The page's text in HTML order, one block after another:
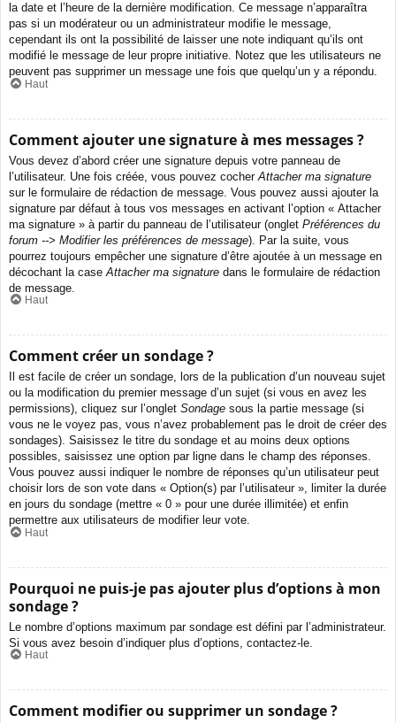
la date et l’heure de la dernière modification. Ce message n’apparaîtra
pas si un modérateur ou un administrateur modifie le message,
cependant ils ont la possibilité de laisser une note indiquant qu’ils ont
modifié le message de leur propre initiative. Notez que les utilisateurs ne
peuvent pas supprimer un message une fois que quelqu’un y a répondu.
Haut
Comment ajouter une signature à mes messages ?
Vous devez d’abord créer une signature depuis votre panneau de
l’utilisateur. Une fois créée, vous pouvez cocher Attacher ma signature
sur le formulaire de rédaction de message. Vous pouvez aussi ajouter la
signature par défaut à tous vos messages en activant l’option « Attacher
ma signature » à partir du panneau de l’utilisateur (onglet Préférences du
forum --> Modifier les préférences de message). Par la suite, vous
pourrez toujours empêcher une signature d’être ajoutée à un message en
décochant la case Attacher ma signature dans le formulaire de rédaction
de message.
Haut
Comment créer un sondage ?
Il est facile de créer un sondage, lors de la publication d’un nouveau sujet
ou la modification du premier message d’un sujet (si vous en avez les
permissions), cliquez sur l’onglet Sondage sous la partie message (si
vous ne le voyez pas, vous n’avez probablement pas le droit de créer des
sondages). Saisissez le titre du sondage et au moins deux options
possibles, saisissez une option par ligne dans le champ des réponses.
Vous pouvez aussi indiquer le nombre de réponses qu’un utilisateur peut
choisir lors de son vote dans « Option(s) par l’utilisateur », limiter la durée
en jours du sondage (mettre « 0 » pour une durée illimitée) et enfin
permettre aux utilisateurs de modifier leur vote.
Haut
Pourquoi ne puis-je pas ajouter plus d’options à mon
sondage ?
Le nombre d’options maximum par sondage est défini par l’administrateur.
Si vous avez besoin d’indiquer plus d’options, contactez-le.
Haut
Comment modifier ou supprimer un sondage ?